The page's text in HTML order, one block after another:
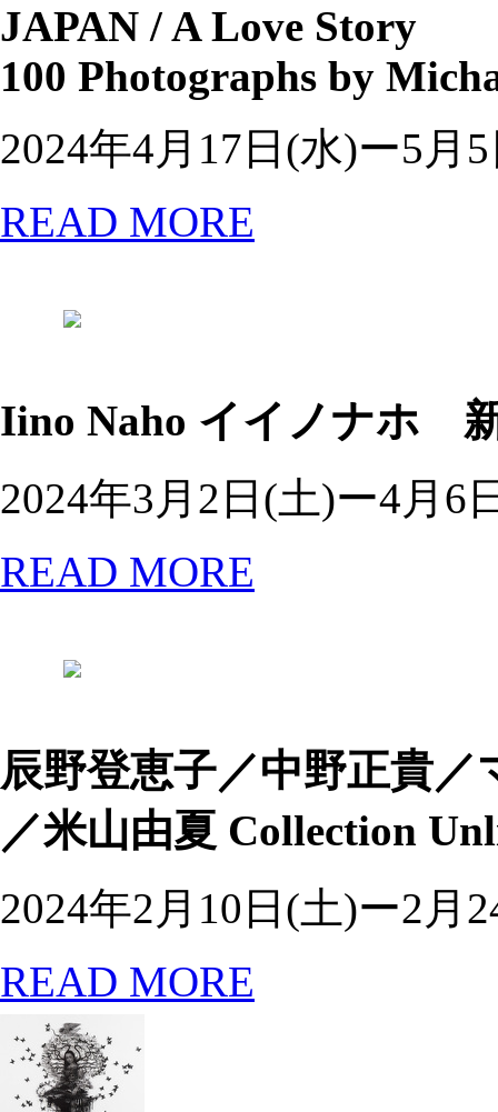
JAPAN / A Love Story
100 Photographs by
2024年4月17日(水)ー5月
READ MORE
Iino Naho イイノナホ
2024年3月2日(土)ー4月6
READ MORE
辰野登恵子／中野正貴
／米山由夏 Collection
2024年2月10日(土)ー2月
READ MORE